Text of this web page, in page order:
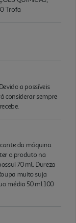
Trofa
a possíveis
considerar sempre
da máquina.
o produto na
70 ml. Dureza
muito suja
média 50 ml 100